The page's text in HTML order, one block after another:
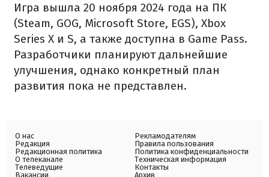
Игра вышла 20 ноября 2024 года на ПК
(Steam, GOG, Microsoft Store, EGS), Xbox
Series X и S, а также доступна в Game Pass.
Разработчики планируют дальнейшие
улучшения, однако конкретный план
развития пока не представлен.
О нас
Редакция
Редакционная политика
О телеканале
Телеведущие
Вакансии
Рекламодателям
Правила пользования
Политика конфиденциальности
Техническая информация
Контакты
Архив